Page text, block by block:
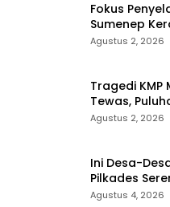
Fokus
Sumenep
Ambulans ke
Agustus 2, 2026
Tragedi KMP
Tewas,
Pencarian
Agustus 2, 2026
Ini Desa-
Pilkades
Sumenep
Agustus 4, 2026